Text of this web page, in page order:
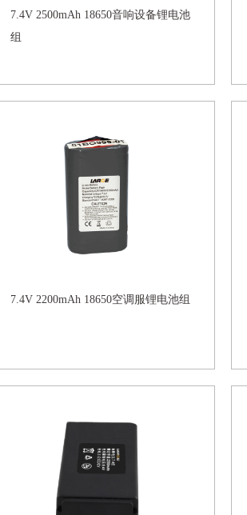
7.4V 2500mAh 18650音响设备锂电池
组
7.4V 2200mAh 18650空调服锂电池组